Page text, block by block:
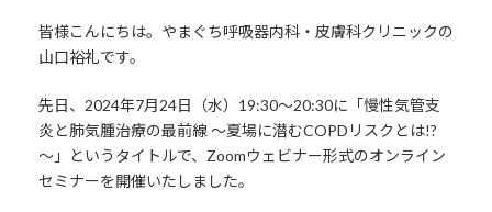
皆様こんにちは。やまぐち呼吸器内科・皮膚科クリニックの
山口裕礼です。
先日、2024年7月24日（水）19:30〜20:30に「慢性気管支
炎と肺気腫治療の最前線 ～夏場に潜むCOPDリスクとは!?
～」というタイトルで、Zoomウェビナー形式のオンライン
セミナーを開催いたしました。